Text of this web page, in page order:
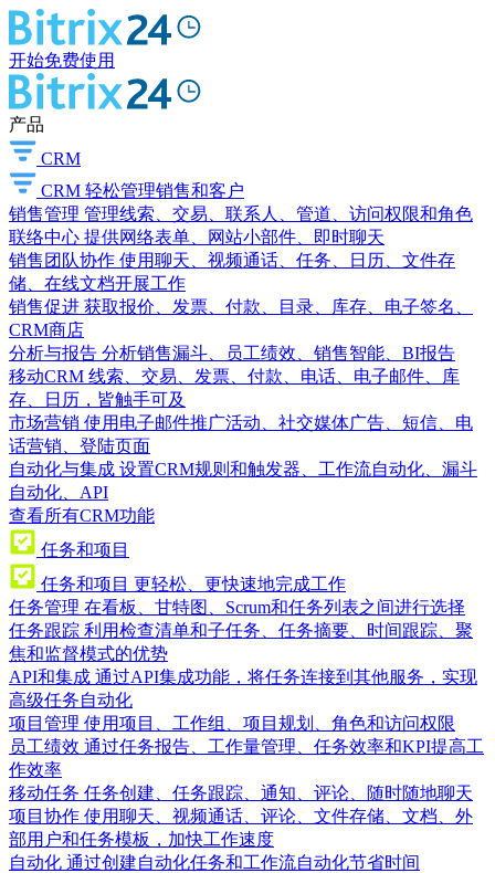
开始免费使用
产品
CRM
CRM 轻松管理销售和客户
销售管理 管理线索、交易、联系人、管道、访问权限和角色
联络中心 提供网络表单、网站小部件、即时聊天
销售团队协作 使用聊天、视频通话、任务、日历、文件存
储、在线文档开展工作
销售促进 获取报价、发票、付款、目录、库存、电子签名、
CRM商店
分析与报告 分析销售漏斗、员工绩效、销售智能、BI报告
移动CRM 线索、交易、发票、付款、电话、电子邮件、库
存、日历，皆触手可及
市场营销 使用电子邮件推广活动、社交媒体广告、短信、电
话营销、登陆页面
自动化与集成 设置CRM规则和触发器、工作流自动化、漏斗
自动化、API
查看所有CRM功能
任务和项目
任务和项目 更轻松、更快速地完成工作
任务管理 在看板、甘特图、Scrum和任务列表之间进行选择
任务跟踪 利用检查清单和子任务、任务摘要、时间跟踪、聚
焦和监督模式的优势
API和集成 通过API集成功能，将任务连接到其他服务，实现
高级任务自动化
项目管理 使用项目、工作组、项目规划、角色和访问权限
员工绩效 通过任务报告、工作量管理、任务效率和KPI提高工
作效率
移动任务 任务创建、任务跟踪、通知、评论、随时随地聊天
项目协作 使用聊天、视频通话、评论、文件存储、文档、外
部用户和任务模板，加快工作速度
自动化 通过创建自动化任务和工作流自动化节省时间